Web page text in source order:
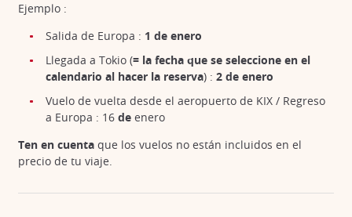
Ejemplo :
Salida de Europa : 1 de enero
Llegada a Tokio (= la fecha que se seleccione en el
calendario al hacer la reserva) : 2 de enero
Vuelo de vuelta desde el aeropuerto de KIX / Regreso
a Europa : 16 de enero
Ten en cuenta que los vuelos no están incluidos en el
precio de tu viaje.